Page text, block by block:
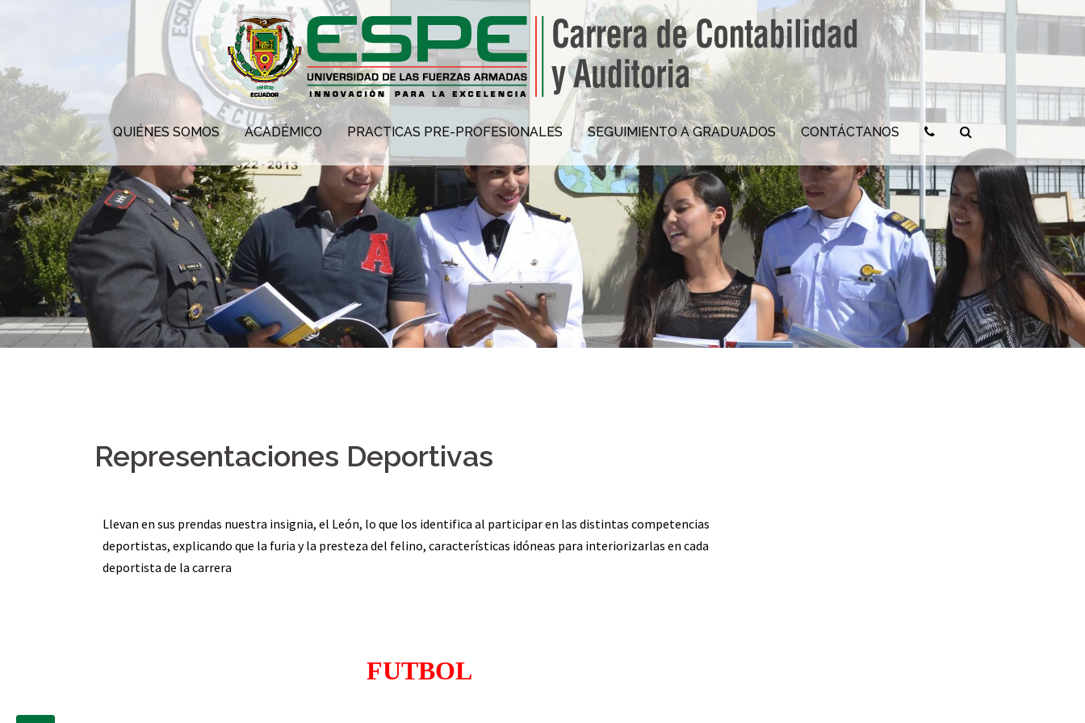
QUIÉNES SOMOS ACADÉMICO PRACTICAS PRE-PROFESIONALES SEGUIMIENTO A GRADUADOS CONTÁCTANOS
Representaciones Deportivas
Llevan en sus prendas nuestra insignia, el León, lo que los identifica al participar en las distintas competencias
deportistas, explicando que la furia y la presteza del felino, características idóneas para interiorizarlas en cada
deportista de la carrera
FUTBOL